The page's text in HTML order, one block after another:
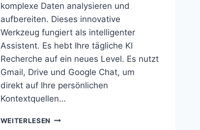
komplexe Daten analysieren und
aufbereiten. Dieses innovative
Werkzeug fungiert als intelligenter
Assistent. Es hebt Ihre tägliche KI
Recherche auf ein neues Level. Es nutzt
Gmail, Drive und Google Chat, um
direkt auf Ihre persönlichen
Kontextquellen…
WEITERLESEN GEMINI